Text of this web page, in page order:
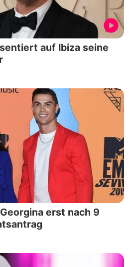
auf Ibiza seine
erst nach 9